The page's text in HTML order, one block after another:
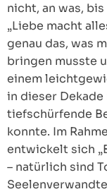
nicht, an was,
„Liebe macht
genau das, was
bringen musste
einem
in dieser
tiefschürfende
konnte. Im
entwickelt sich
– natürlich sind